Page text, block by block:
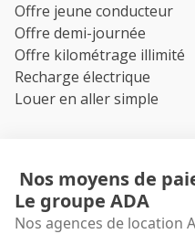
Offre jeune conducteur
Offre demi-journée
Offre kilométrage illimité
Recharge électrique
Louer en aller simple
Nos moyens de
Le groupe ADA
Nos agences de location